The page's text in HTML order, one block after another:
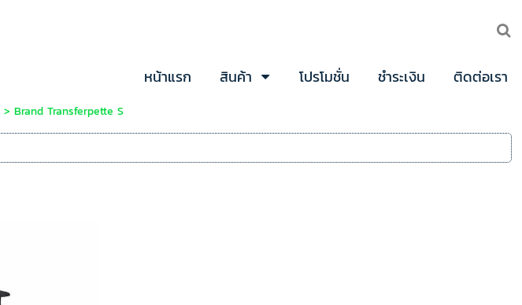
หน้าแรก สินค้า โปรโมชั่น ชำระเงิน
ติดต่อเรา
> Brand Transferpette S